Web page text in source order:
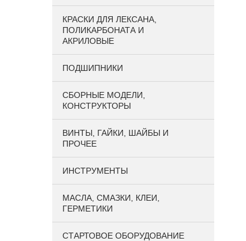
КРАСКИ ДЛЯ ЛЕКСАНА,
ПОЛИКАРБОНАТА И
АКРИЛОВЫЕ
ПОДШИПНИКИ
CБОРНЫЕ МОДЕЛИ,
КОНСТРУКТОРЫ
ВИНТЫ, ГАЙКИ, ШАЙБЫ И
ПРОЧЕЕ
ИНСТРУМЕНТЫ
МАСЛА, СМАЗКИ, КЛЕИ,
ГЕРМЕТИКИ
СТАРТОВОЕ ОБОРУДОВАНИЕ